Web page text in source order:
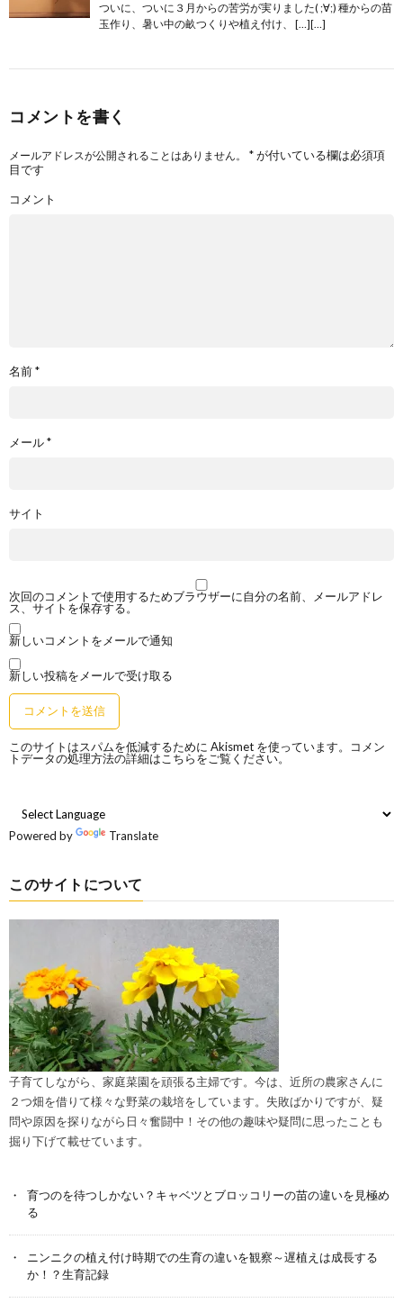
ついに、ついに３月からの苦労が実りました( ;∀;) 種からの苗
玉作り、暑い中の畝つくりや植え付け、 […][…]
コメントを書く
メールアドレスが公開されることはありません。 *が付いている欄は必須項
目です
コメント
名前*
メール*
サイト
次回のコメントで使用するためブラウザーに自分の名前、メールアドレ
ス、サイトを保存する。
新しいコメントをメールで通知
新しい投稿をメールで受け取る
このサイトはスパムを低減するために Akismet を使っています。
コメン
トデータの処理方法の詳細はこちらをご覧ください。
Powered by Translate
このサイトについて
子育てしながら、家庭菜園を頑張る主婦です。今は、近所の農家さんに
２つ畑を借りて様々な野菜の栽培をしています。失敗ばかりですが、疑
問や原因を探りながら日々奮闘中！その他の趣味や疑問に思ったことも
掘り下げて載せています。
育つのを待つしかない？キャベツとブロッコリーの苗の違いを見極め
る
ニンニクの植え付け時期での生育の違いを観察～遅植えは成長する
か！？生育記録